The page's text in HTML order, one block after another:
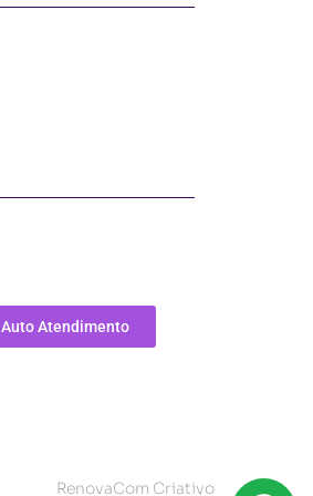
Auto Atendimento
RenovaCom Criativo